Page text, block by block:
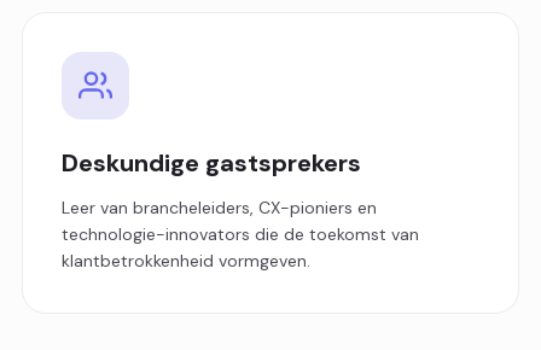
Deskundige gastsprekers
Leer van brancheleiders, CX-pioniers en
technologie-innovators die de toekomst van
klantbetrokkenheid vormgeven.